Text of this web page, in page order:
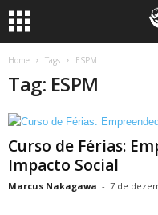
Home Tags ESPM
Tag: ESPM
Curso de Férias:
Impacto Social
Marcus Nakagawa - 7 de